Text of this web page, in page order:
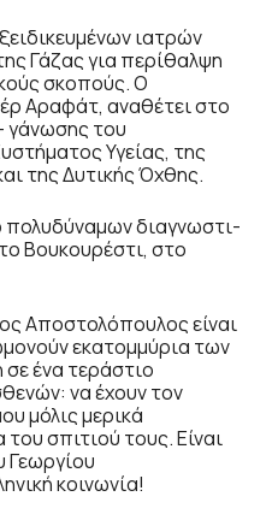
ιατρών
Γάζας για περίθαλψη
σκοπούς. Ο
Αραφάτ, αναθέτει στο
γάνωσης του
Υγείας, της
της Δυτικής Όχθης.
πολυδύναμων διαγνωστι-
Βουκουρέστι, στο
Αποστολόπουλος είναι
εκατομμύρια των
ένα τεράστιο
να έχουν τον
μόλις μερικά
σπιτιού τους. Είναι
κοινωνία!